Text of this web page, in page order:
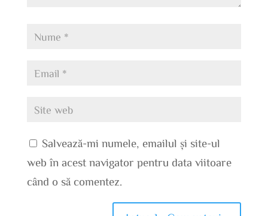
Salvează-mi numele, emailul și site-ul
web în acest navigator pentru data viitoare
când o să comentez.